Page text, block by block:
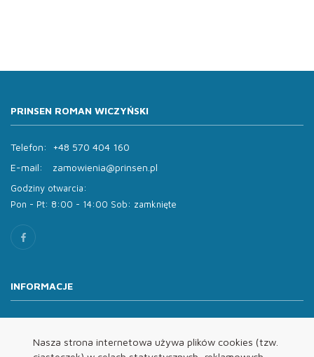
Nasza strona internetowa używa plików cookies (tzw.
PRINSEN ROMAN WICZYŃSKI
Telefon:
+48 570 404 160
E-mail:
zamowienia@prinsen.pl
Godziny otwarcia:
Pon - Pt: 8:00 - 14:00 Sob: zamknięte
INFORMACJE
Oferta